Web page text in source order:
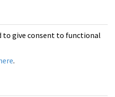
to give consent to functional
.